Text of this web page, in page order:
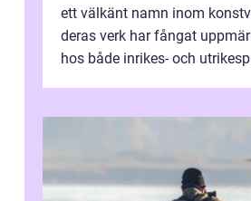
ett välkänt namn inom
deras verk har fångat
hos både inrikes- och